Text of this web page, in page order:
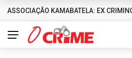
DESTAQUES
ASSOCIAÇÃO KAMABATELA: EX